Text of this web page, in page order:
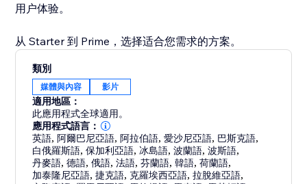
用户体验。
从 Starter 到 Prime，选择适合您需求的方案。
類別
媒體與內容 影片
適用地區：
此應用程式全球適用。
應用程式語言：
英語,阿爾巴尼亞語,阿拉伯語,愛沙尼亞語, 巴斯克語,
白俄羅斯語,保加利亞語, 冰島語,波蘭語,波斯語,
丹麥語,德語,俄語,法語,芬蘭語,韓語,荷蘭語,
加泰隆尼亞語,捷克語,克羅埃西亞語,拉脫維亞語,